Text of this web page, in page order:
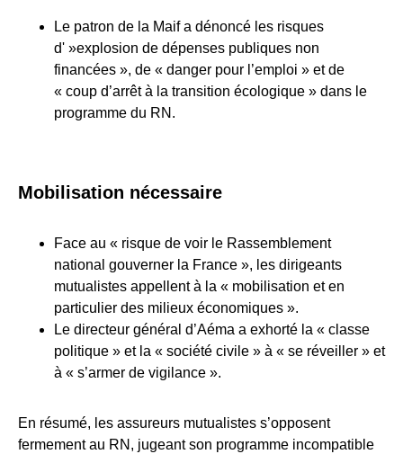
Le patron de la Maif a dénoncé les risques
d' »explosion de dépenses publiques non
financées », de « danger pour l’emploi » et de
« coup d’arrêt à la transition écologique » dans le
programme du RN.
Mobilisation nécessaire
Face au « risque de voir le Rassemblement
national gouverner la France », les dirigeants
mutualistes appellent à la « mobilisation et en
particulier des milieux économiques ».
Le directeur général d’Aéma a exhorté la « classe
politique » et la « société civile » à « se réveiller » et
à « s’armer de vigilance ».
En résumé, les assureurs mutualistes s’opposent
fermement au RN, jugeant son programme incompatible